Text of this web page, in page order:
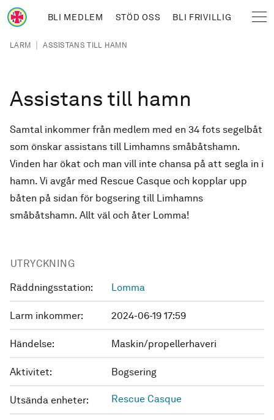
Hoppa till huvudinnehåll
BLI MEDLEM STÖD OSS BLI FRIVILLIG
Länkstig
LARM | ASSISTANS TILL HAMN
Assistans till hamn
Samtal inkommer från medlem med en 34 fots segelbåt
som önskar assistans till Limhamns småbåtshamn.
Vinden har ökat och man vill inte chansa på att segla in i
hamn. Vi avgår med Rescue Casque och kopplar upp
båten på sidan för bogsering till Limhamns
småbåtshamn. Allt väl och åter Lomma!
UTRYCKNING
Räddningsstation: Lomma
Larm inkommer: 2024-06-19 17:59
Händelse: Maskin/propellerhaveri
Aktivitet: Bogsering
Utsända enheter: Rescue Casque